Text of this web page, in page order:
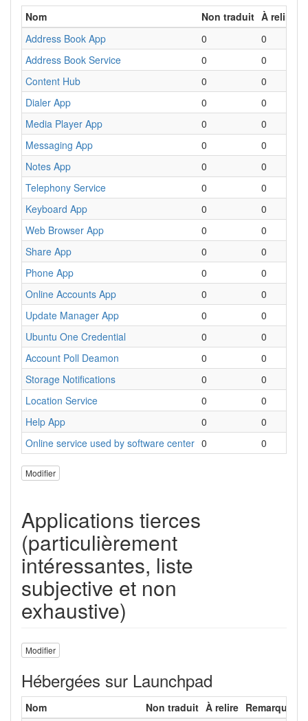
Nom
Non traduit À relire
Address Book App
0 0
Address Book Service
0 0
Content Hub
0 0
Dialer App
0 0
Media Player App
0 0
Messaging App
0 0
Notes App
0 0
Telephony Service
0 0
Keyboard App
0 0
Web Browser App
0 0
Share App
0 0
Phone App
0 0
Online Accounts App
0 0
Update Manager App
0 0
Ubuntu One Credential
0 0
Account Poll Deamon
0 0
Storage Notifications
0 0
Location Service
0 0
Help App
0 0
Online service used by software center 0 0
Modifier
Applications tierces
(particulièrement
intéressantes, liste
subjective et non
exhaustive)
Modifier
Hébergées sur Launchpad
Nom Non traduit À relire Remarques